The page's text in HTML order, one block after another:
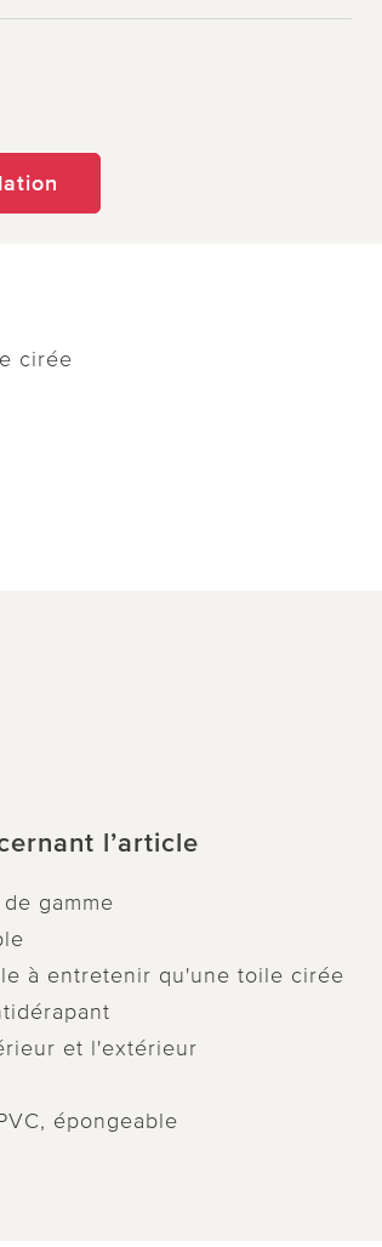
cirée
l’article
gamme
à entretenir qu'une toile cirée
et l'extérieur
épongeable